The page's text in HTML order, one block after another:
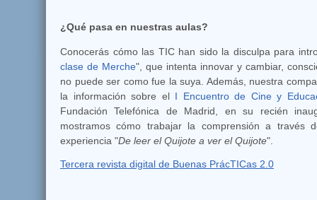
¿Qué pasa en nuestras aulas?
Conocerás cómo las TIC han sido la disculpa para
clase de Merche", que intenta innovar y cambiar,
no puede ser como fue la suya. Además, nuestra
la información sobre el I Encuentro de Cine y
Fundación Telefónica de Madrid, en su recién
mostramos cómo trabajar la comprensión a través
experiencia "De leer el Quijote a ver el Quijote".
Tercera revista digital de Buenas PrácTICas 2.0